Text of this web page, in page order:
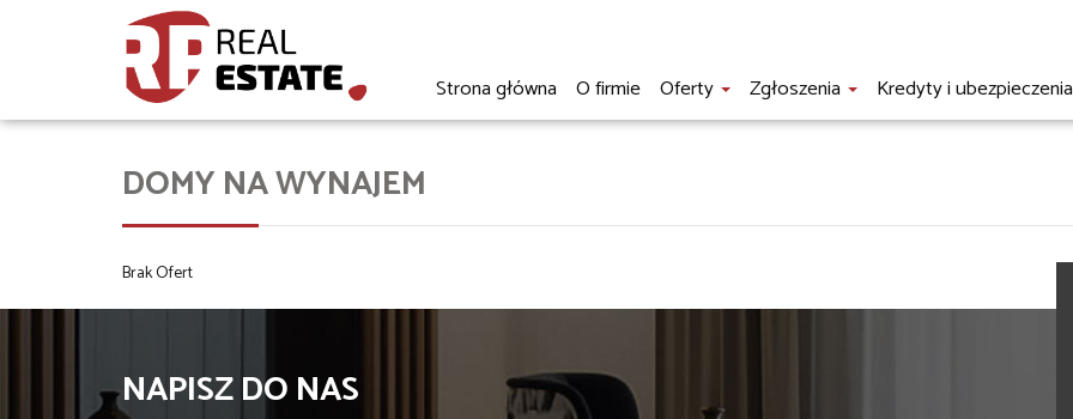
Strona główna O firmie Oferty Zgłoszenia Kredyty i ubezpieczenia
DOMY NA WYNAJEM
Brak Ofert
NAPISZ DO NAS